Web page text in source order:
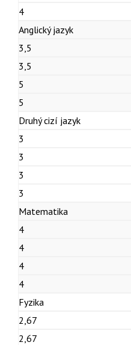
4
Anglický jazyk
3,5
3,5
5
5
Druhý cizí jazyk
3
3
3
3
Matematika
4
4
4
4
Fyzika
2,67
2,67